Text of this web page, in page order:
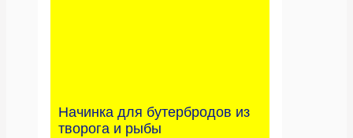
Начинка для бутербродов из
творога и рыбы